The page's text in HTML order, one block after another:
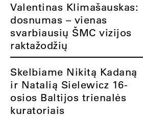
Valentinas Klimašauskas:
dosnumas – vienas
svarbiausių ŠMC vizijos
raktažodžių
Skelbiame Nikitą Kadaną
ir Natalią Sielewicz 16-
osios Baltijos trienalės
kuratoriais